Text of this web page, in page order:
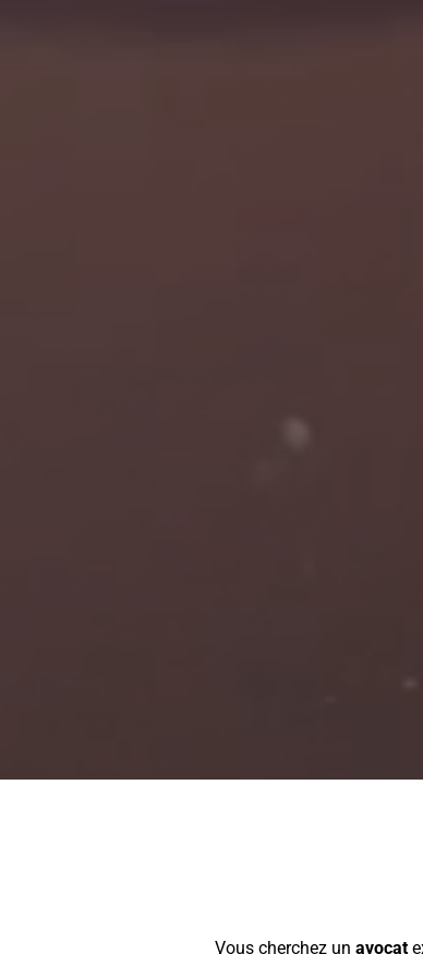
Vous cherchez unavocat